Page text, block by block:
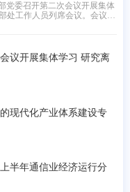
党委召开第二次会议开展集体
处工作人员列席会议。会议组
议开展集体学习 研究离
现代化产业体系建设专
半年通信业经济运行分